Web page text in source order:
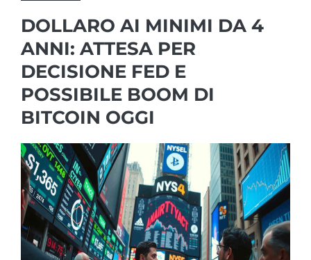
DOLLARO AI MINIMI DA 4
ANNI: ATTESA PER
DECISIONE FED E
POSSIBILE BOOM DI
BITCOIN OGGI